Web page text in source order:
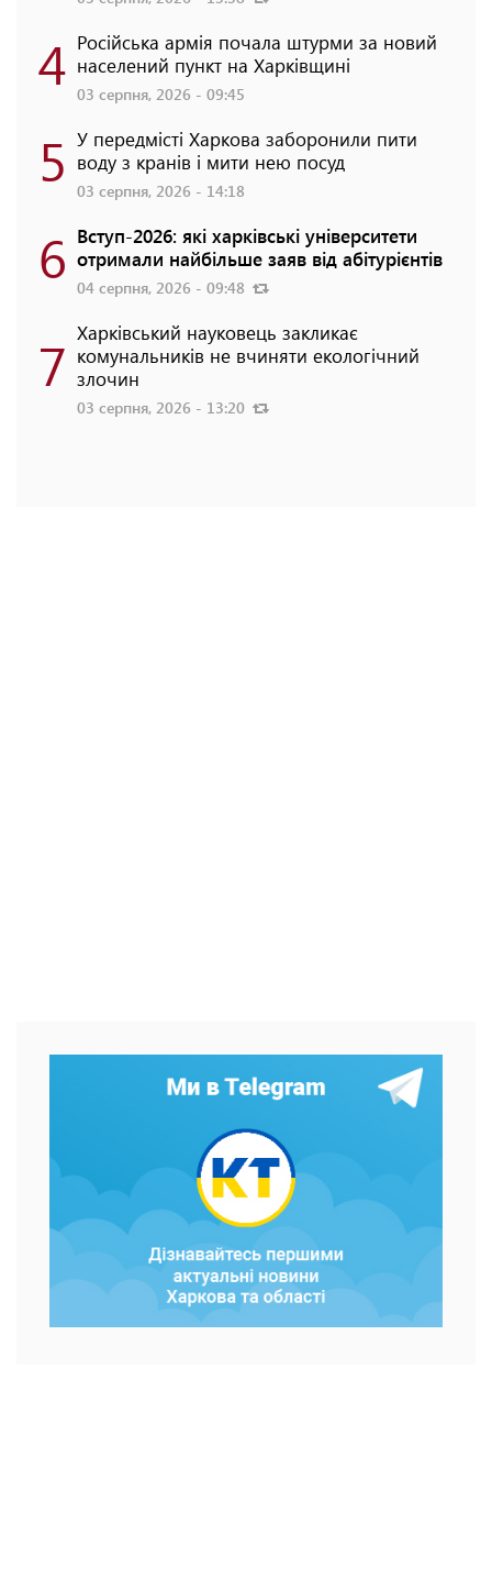
4 Російська армія почала штурми за новий
населений пункт на Харківщині
03 серпня, 2026 - 09:45
5 У передмісті Харкова заборонили пити
воду з кранів і мити нею посуд
03 серпня, 2026 - 14:18
6 Вступ-2026: які харківські університети
отримали найбільше заяв від абітурієнтів
04 серпня, 2026 - 09:48
7 Харківський науковець закликає
комунальників не вчиняти екологічний
злочин
03 серпня, 2026 - 13:20